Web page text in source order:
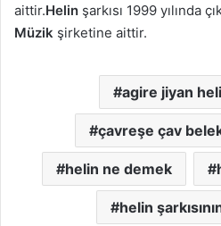
aittir.Helin şarkısı 1999 yılında
Müzik şirketine aittir.
agire jiyan
çavreşe çav
helin ne demek
helin